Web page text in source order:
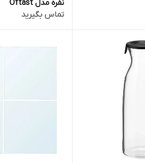
نفره مدل Oftast
تماس بگیرید